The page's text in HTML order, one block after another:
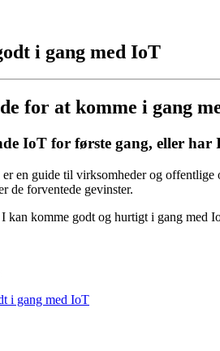
i gang med IoT
for at komme i gang
IoT for første gang, eller
en guide til virksomheder og
de forventede gevinster.
kan komme godt og hurtigt i gang med
i gang med IoT